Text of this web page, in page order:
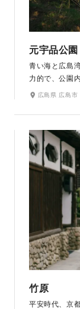
元宇品公園
青い海と広島
力的で、公園
は公園のシン
です。周囲約
り、貴重な原
可なので、愛
セットの撮影
広島県 広島市
竹原
平安時代、京